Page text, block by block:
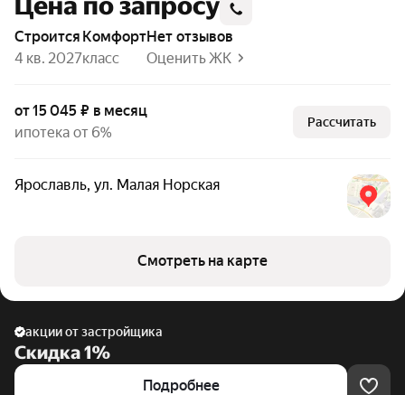
Строится
4 кв. 2027
комфорт
класс
Нет отзывов
Оценить ЖК
от 15 045 ₽ в месяц
ипотека от 6%
Рассчитать
Ярославль, ул. Малая Норская
Смотреть на карте
акции от застройщика
Скидка 1%
Подробнее